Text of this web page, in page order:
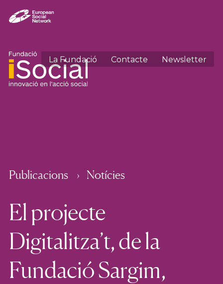
La Fundació Contacte Newsletter
Publicacions Notícies
El projecte
Digitalitza’t, de la
Fundació Sargim,